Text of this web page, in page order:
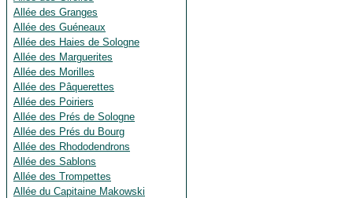
Allée des Granges
Allée des Guéneaux
Allée des Haies de Sologne
Allée des Marguerites
Allée des Morilles
Allée des Pâquerettes
Allée des Poiriers
Allée des Prés de Sologne
Allée des Prés du Bourg
Allée des Rhododendrons
Allée des Sablons
Allée des Trompettes
Allée du Capitaine Makowski